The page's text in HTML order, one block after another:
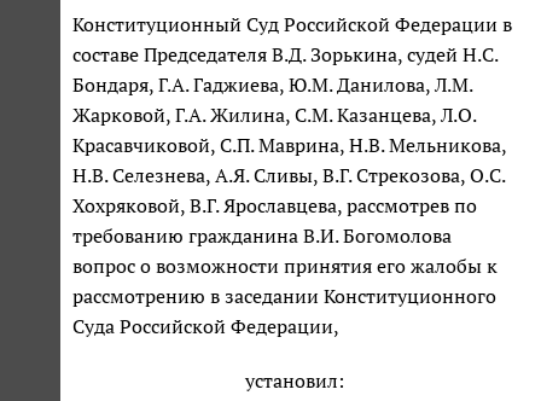
Конституционный Суд Российской Федерации в
составе Председателя В.Д. Зорькина, судей Н.С.
Бондаря, Г.А. Гаджиева, Ю.М. Данилова, Л.М.
Жарковой, Г.А. Жилина, С.М. Казанцева, Л.О.
Красавчиковой, С.П. Маврина, Н.В. Мельникова,
Н.В. Селезнева, А.Я. Сливы, В.Г. Стрекозова, О.С.
Хохряковой, В.Г. Ярославцева, рассмотрев по
требованию гражданина В.И. Богомолова
вопрос о возможности принятия его жалобы к
рассмотрению в заседании Конституционного
Суда Российской Федерации,
установил: